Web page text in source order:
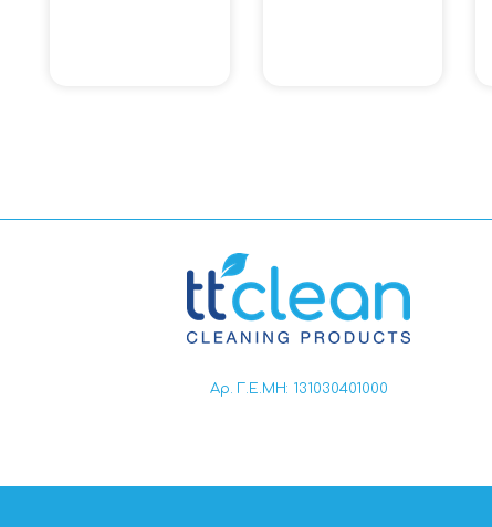
Αρ. Γ.Ε.ΜΗ: 131030401000